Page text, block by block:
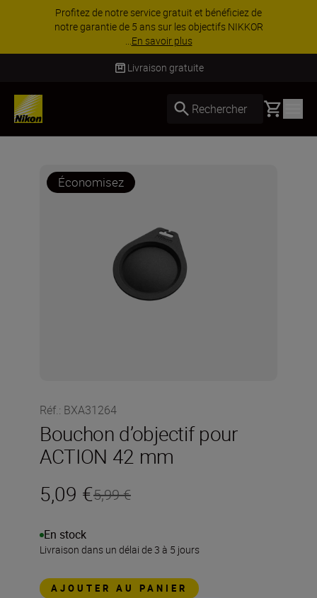
Profitez de notre service gratuit et bénéficiez de
notre garantie de 5 ans sur les objectifs NIKKOR
...En savoir plus
Livraison gratuite
Rechercher Basket
Économisez
Réf.: BXA31264
Bouchon d’objectif pour
ACTION 42 mm
5,09 €5,99 €
En stock
Livraison dans un délai de 3 à 5 jours
AJOUTER AU PANIER